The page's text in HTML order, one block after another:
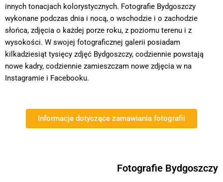
innych tonacjach kolorystycznych. Fotografie Bydgoszczy
wykonane podczas dnia i nocą, o wschodzie i o zachodzie
słońca, zdjęcia o każdej porze roku, z poziomu terenu i z
wysokości. W swojej fotograficznej galerii posiadam
kilkadziesiąt tysięcy zdjęć Bydgoszczy, codziennie powstają
nowe kadry, codziennie zamieszczam nowe zdjęcia w na
Instagramie i Facebooku.
Informacje dotyczące zamawiania fotografii
Fotografie Bydgoszczy